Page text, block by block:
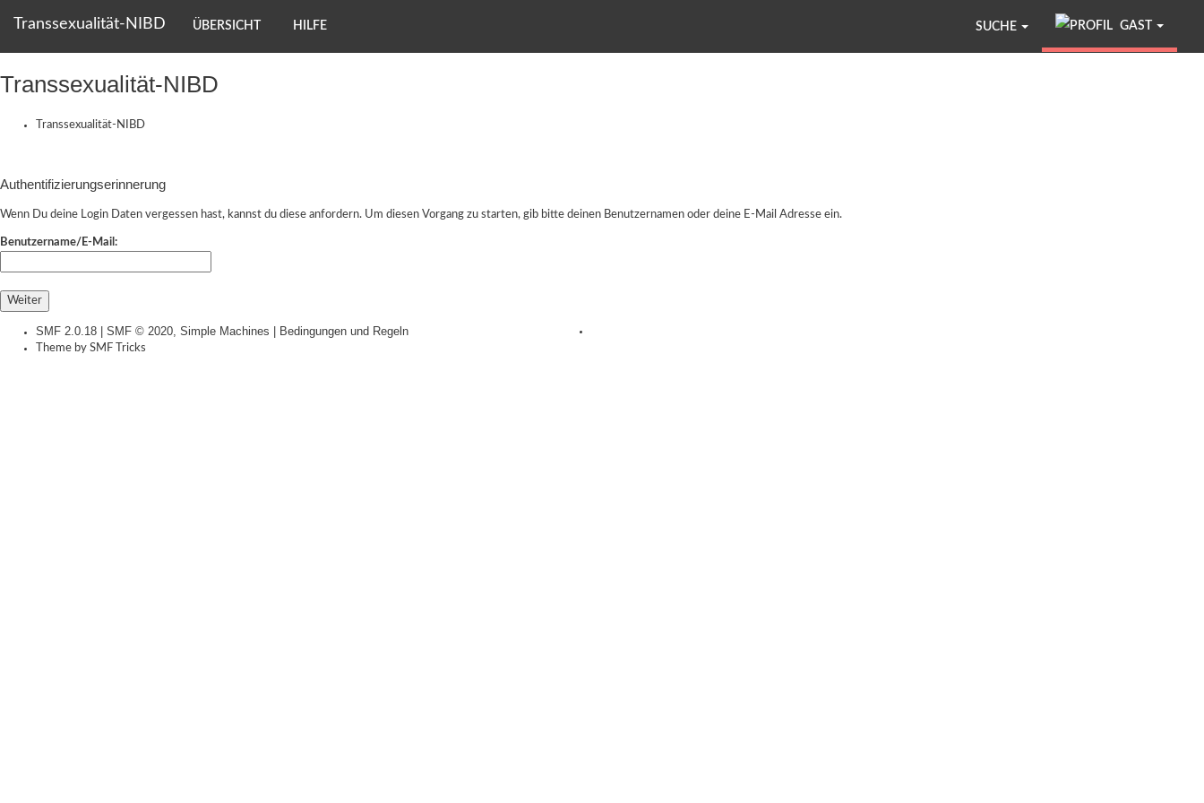
Transsexualität-NIBD ÜBERSICHT HILFE GAST
SUCHE
Transsexualität-NIBD
Transsexualität-NIBD
Authentifizierungserinnerung
Wenn Du deine Login Daten vergessen hast, kannst du diese anfordern. Um diesen Vorgang zu starten, gib bitte deinen Benutzernamen oder deine E-Mail Adresse ein.
Benutzername/E-Mail:
SMF 2.0.18 SMF © 2020, Simple Machines Bedingungen und Regeln
Theme by SMF Tricks